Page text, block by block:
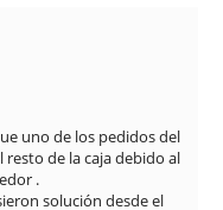
con Airsof yecla. El servicio
momento. Me
para el problema que tenía
atención muy profesional